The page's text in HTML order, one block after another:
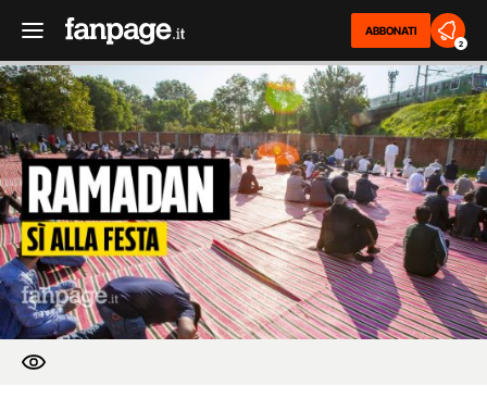
ABBONATI
2